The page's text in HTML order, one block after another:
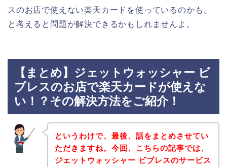
スのお店で使えない楽天カードを使っているのかも、
と考えると問題が解決できるかもしれませんよ。
【まとめ】ジェットウォッシャー ビ
ブレスのお店で楽天カードが使えな
い！？その解決方法をご紹介！
というわけで、最後、話をまとめさせてい
ただきますね。今回、こちらの記事では、
ジェットウォッシャー ビブレスのサービス